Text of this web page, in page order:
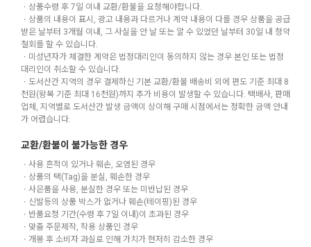
ㆍ상품수령 후 7일 이내 교환/환불을 요청해야합니다.
ㆍ상품의 내용이 표시, 광고 내용과 다르거나 계약 내용이 다를 경우 상품을 공급
받은 날부터 3개월 이내, 그 사실을 안 날 또는 알 수 있었던 날부터 30일 내 청약
철회를 할 수 있습니다.
ㆍ미성년자가 체결한 계약은 법정대리인이 동의하지 않는 경우 본인 또는 법정
대리인이 취소할 수 있습니다.
ㆍ도서산간 지역의 경우 결제하신 기본 교환/환불 배송비 외에 편도 기준 최대 8
천원(왕복 기준 최대 16천원)까지 추가 비용이 발생할 수 있습니다. 택배사, 판매
업체, 지역별로 도서산간 발생 금액이 상이해 구매 시점에서는 정확한 금액 안내
가 어렵습니다.
교환/환불이 불가능한 경우
ㆍ사용 흔적이 있거나 훼손, 오염된 경우
ㆍ상품의 택(Tag)을 분실, 훼손한 경우
ㆍ사은품을 사용, 분실한 경우 또는 미반납된 경우
ㆍ신발등의 상품 박스가 없거나 훼손(테이핑)된 경우
ㆍ반품요청 기간(수령 후 7일 이내)이 초과된 경우
ㆍ맞춤 주문제작, 착용 상품인 경우
ㆍ개봉 후 소비자 과실로 인해 가치가 현저히 감소한 경우